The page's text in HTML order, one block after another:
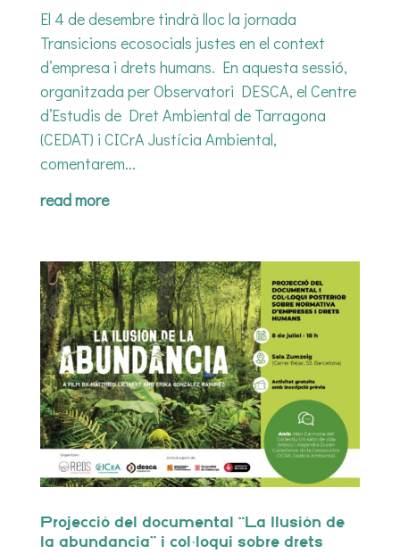
El 4 de desembre tindrà lloc la jornada
Transicions ecosocials justes en el context
d’empresa i drets humans. En aquesta sessió,
organitzada per Observatori DESCA, el Centre
d’Estudis de Dret Ambiental de Tarragona
(CEDAT) i CICrA Justícia Ambiental,
comentarem...
read more
Projecció del documental “La Ilusión de
la abundancia” i col·loqui sobre drets